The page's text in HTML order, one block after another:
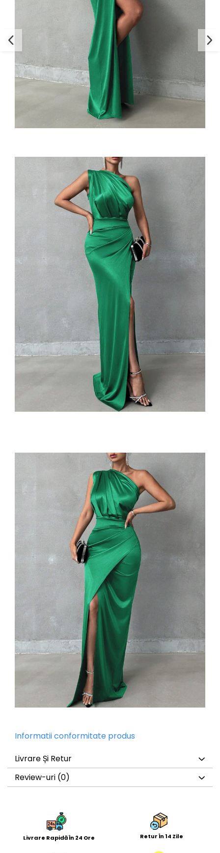
Informatii conformitate produs
Livrare Și Retur
Review-uri (0)
Livrare Rapidă În 24 Ore Retur În 14 Zile